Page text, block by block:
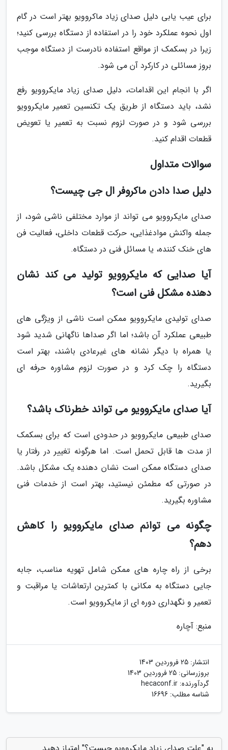
برای عیب یابی دلیل صدای زیاد ماکروویو بهتر است در گام
اول نحوه عملکرد خود را در استفاده از دستگاه بررسی کنید؛
زیرا در بسکمک از مواقع استفاده نادرست از دستگاه موجب
بروز مسائلی در کارکرد آن می شود.
اگر با انجام این اقدامات، دلیل صدای زیاد مایکروویو رفع
نشد، باید دستگاه از طریق یک تکنسین تعمیر مایکروویو
بررسی شود و در صورت لزوم نسبت به تعمیر یا تعویض
قطعات اقدام کنید.
سوالات متداول
دلیل صدا دادن ماکروفر ال جی چیست؟
صدای مایکروویو می تواند از موارد مختلفی ناشی شود، از
جمله واکنش موادغذایی، حرکت قطعات داخلی، فعالیت فن
های خنک کننده، یا مسائل فنی در دستگاه.
آیا صدایی که مایکروویو تولید می کند نشان
دهنده مشکل فنی است؟
صدای تولیدی مایکروویو ممکن است ناشی از ویژگی های
طبیعی عملکرد آن باشد؛ اما اگر صداها ناگهانی شدید شود
یا همراه با دیگر نشانه های غیرعادی باشند، بهتر است
دستگاه را چک کرد و در صورت لزوم مشاوره حرفه ای
بگیرید.
آیا صدای مایکروویو می تواند خطرناک باشد؟
صدای طبیعی مایکروویو در حدودی است که برای بسکمک
از مدت ها قابل تحمل است. اما هرگونه تغییر در رفتار یا
صدای دستگاه ممکن است نشان دهنده یک مشکل باشد.
در صورتی که مطمئن نیستید، بهتر است از خدمات فنی
مشاوره بگیرید.
چگونه می توانم صدای مایکروویو را کاهش
دهم؟
برخی از راه چاره های ممکن شامل تهویه مناسب، جابه
جایی دستگاه به مکانی با کمترین ارتعاشات یا مراقبت و
تعمیر و نگهداری دوره ای از مایکروویو است.
منبع: آچاره
انتشار: 25 فروردین 1403
بروزرسانی: 25 فروردین 1403
گردآورنده: hecaconf.ir
شناسه مطلب: 16696